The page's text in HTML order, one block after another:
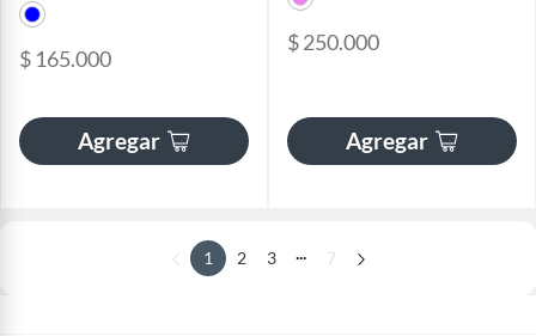
$ 165.000
Agregar
$ 250.000
Agregar
1 2 3 ... 7